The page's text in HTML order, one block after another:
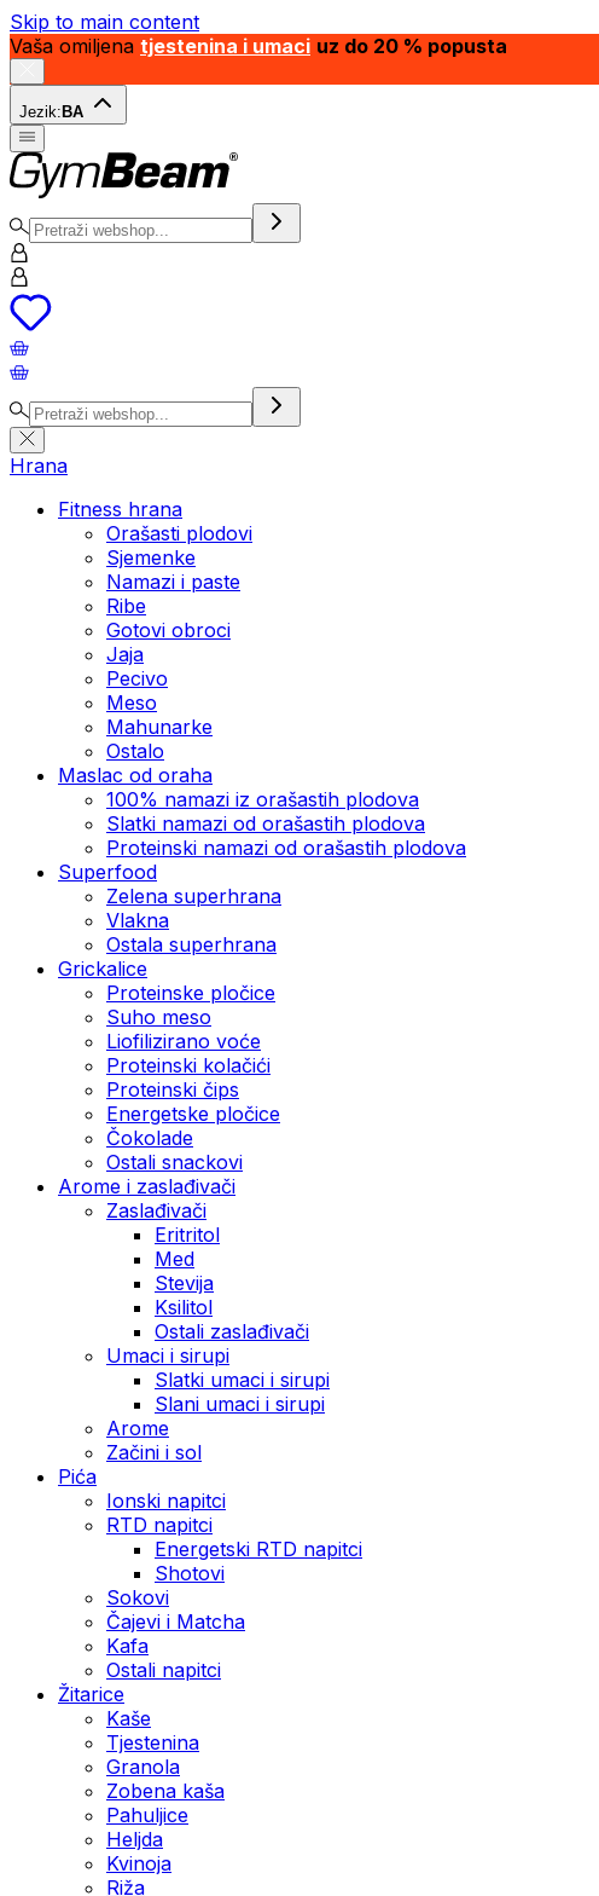
Skip to main content
Vaša omiljena tjestenina i umaci uz do 20 % popusta
Jezik: BA
Hrana
Fitness hrana
Orašasti plodovi
Sjemenke
Namazi i paste
Ribe
Gotovi obroci
Jaja
Pecivo
Meso
Mahunarke
Ostalo
Maslac od oraha
100% namazi iz orašastih plodova
Slatki namazi od orašastih plodova
Proteinski namazi od orašastih plodova
Superfood
Zelena superhrana
Vlakna
Ostala superhrana
Grickalice
Proteinske pločice
Suho meso
Liofilizirano voće
Proteinski kolačići
Proteinski čips
Energetske pločice
Čokolade
Ostali snackovi
Arome i zaslađivači
Zaslađivači
Eritritol
Med
Stevija
Ksilitol
Ostali zaslađivači
Umaci i sirupi
Slatki umaci i sirupi
Slani umaci i sirupi
Arome
Začini i sol
Pića
Ionski napitci
RTD napitci
Energetski RTD napitci
Shotovi
Sokovi
Čajevi i Matcha
Kafa
Ostali napitci
Žitarice
Kaše
Tjestenina
Granola
Zobena kaša
Pahuljice
Heljda
Kvinoja
Riža